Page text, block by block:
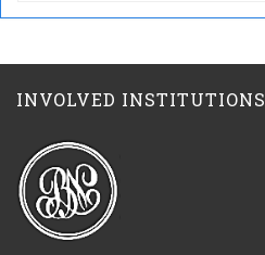
INVOLVED INSTITUTIONS